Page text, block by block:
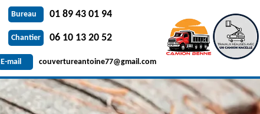
Bureau 01 89 43 01 94
Chantier 06 10 13 20 52
E-mail couvertureantoine77@gmail.com